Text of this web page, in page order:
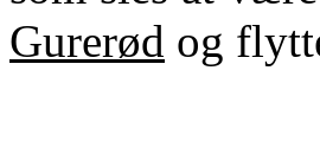
Gurerød og